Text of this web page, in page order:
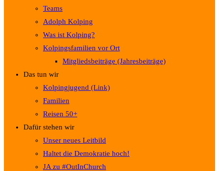
Teams
Adolph Kolping
Was ist Kolping?
Kolpingsfamilien vor Ort
Mitgliedsbeiträge (Jahresbeiträge)
Das tun wir
Kolpingjugend (Link)
Familien
Reisen 50+
Dafür stehen wir
Unser neues Leitbild
Haltet die Demokratie hoch!
JA zu #OutInChurch